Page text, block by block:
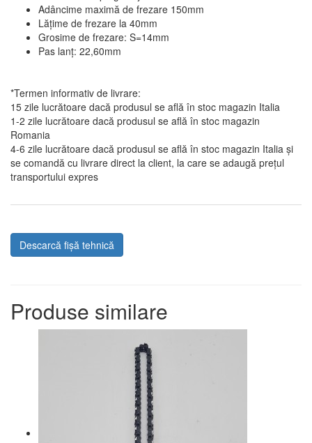
Adâncime maximă de frezare 150mm
Lățime de frezare la 40mm
Grosime de frezare: S=14mm
Pas lanț: 22,60mm
*Termen informativ de livrare:
15 zile lucrătoare dacă produsul se află în stoc magazin Italia
1-2 zile lucrătoare dacă produsul se află în stoc magazin
Romania
4-6 zile lucrătoare dacă produsul se află în stoc magazin Italia și
se comandă cu livrare direct la client, la care se adaugă prețul
transportului expres
Descarcă fișă tehnică
Produse similare